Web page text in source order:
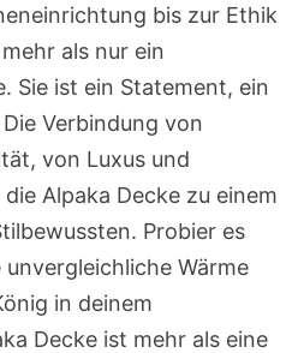
bis zur Ethik
als nur ein
Sie ist ein Statement, ein
Verbindung von
von Luxus und
Alpaka Decke zu einem
Probier es
Wärme
in deinem
Decke ist mehr als eine